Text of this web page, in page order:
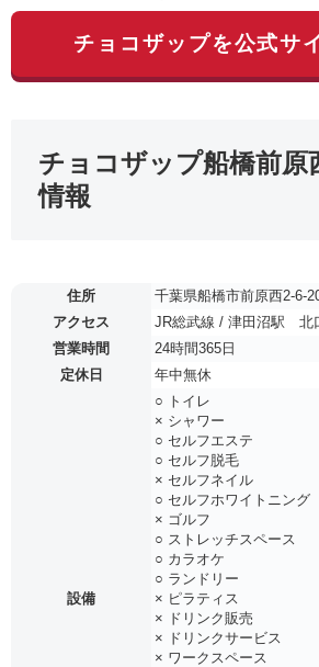
チョコザップを公式サ
チョコザップ船橋前原
情報
住所
千葉県船橋市前原西2-
アクセス
JR総武線 / 津田沼駅
営業時間
24時間365日
定休日
年中無休
設備
○ トイレ
× シャワー
○ セルフエステ
○ セルフ脱毛
× セルフネイル
○ セルフホワイトニング
× ゴルフ
○ ストレッチスペース
○ カラオケ
○ ランドリー
× ピラティス
× ドリンク販売
× ドリンクサービス
× ワークスペース